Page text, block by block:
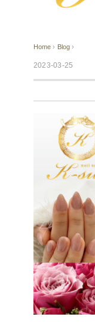
Home › Blog ›
2023-03-25